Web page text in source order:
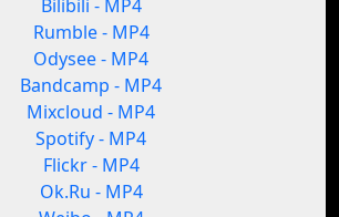
Bilibili - MP4
Rumble - MP4
Odysee - MP4
Bandcamp - MP4
Mixcloud - MP4
Spotify - MP4
Flickr - MP4
Ok.Ru - MP4